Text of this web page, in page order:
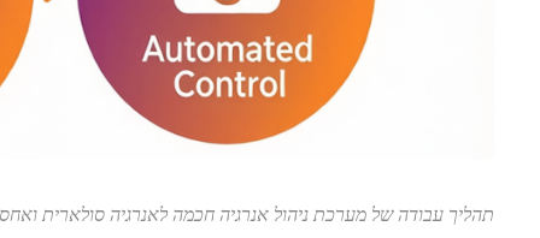
תהליך עבודה של מערכת ניהול אנרגיה חכמה לאנרגיה סולארית